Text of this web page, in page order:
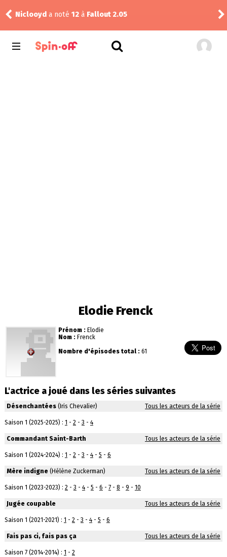
noté12àFallout 2.05 à
Elodie Frenck
Prénom : Elodie
Nom : Frenck
Nombre d'épisodes total : 61
L'actrice a joué dans les séries suivantes
Désenchantées(Iris Chevalier) Tous les acteurs de la série
Saison 1 (2025-2025) : 1 - 2- 3 - 4
Commandant Saint-Barth Tous les acteurs de la série
Saison 1 (2024-2024) : 1 - 2- 3 - 4- 5 - 6
Mère indigne(Hélène Zuckerman) Tous les acteurs de la série
Saison 1 (2023-2023) : 2- 3 - 4- 5 - 6 - 7- 8 - 9 - 10
Jugée coupable Tous les acteurs de la série
Saison 1 (2021-2021) : 1 - 2- 3 - 4- 5 - 6
Fais pas ci, fais pas ça Tous les acteurs de la série
Saison 7 (2014-2014) : 1 - 2